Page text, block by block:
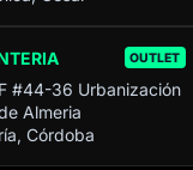
OUTLET
#44-36 Urbanización
Almeria
Córdoba